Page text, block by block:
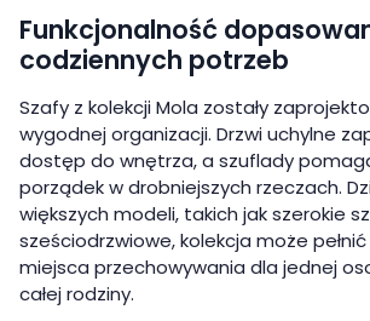
Funkcjonalność
codziennych potrzeb
Szafy z kolekcji Mola zostały
wygodnej organizacji. Drzwi uchylne
dostęp do wnętrza, a szuflady
porządek w drobniejszych rzeczach.
większych modeli, takich jak szerokie
sześciodrzwiowe, kolekcja może
miejsca przechowywania dla jednej
całej rodziny.